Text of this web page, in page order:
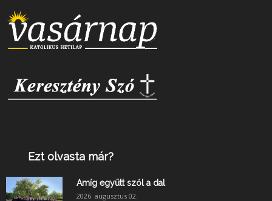
Ezt olvasta már?
Amíg együtt szól a dal
2026. augusztus 02.